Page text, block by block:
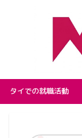
タイでの就職活動